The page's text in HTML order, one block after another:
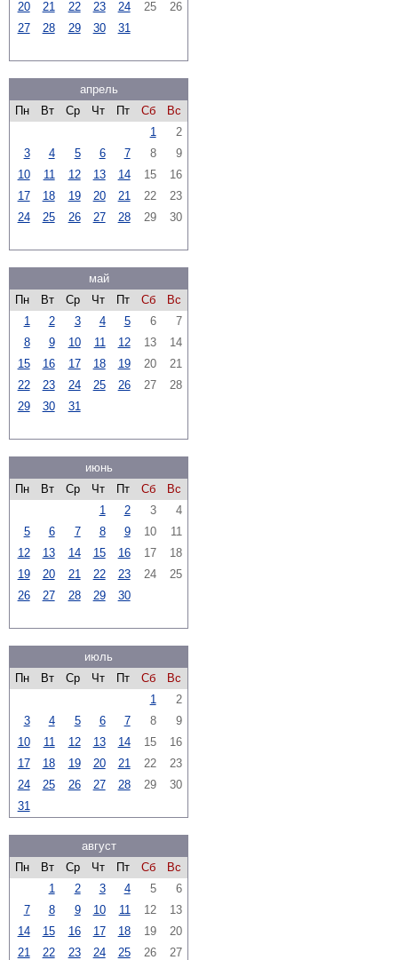
20 21 22 23 24 25
26
27
28 29 30 31
апрель
Пн
Вт Ср Чт Пт Сб
Вс
1
2
3
4 5 6 7 8
9
10
11 12 13 14 15
16
17
18 19 20 21 22
23
24
25 26 27 28 29 30
май
Пн
Вт Ср Чт Пт Сб
Вс
1
2 3 4 5 6
7
8
9 10 11 12 13
14
15
16 17 18 19 20
21
22
23 24 25 26 27
28
29
30 31
июнь
Пн
Вт Ср Чт Пт Сб
Вс
1
2 3
4
5
6 7 8 9 10
11
12
13 14 15 16 17
18
19
20 21 22 23 24
25
26
27 28 29 30
июль
Пн
Вт Ср Чт Пт Сб
Вс
1
2
3
4 5 6 7 8
9
10
11 12 13 14 15
16
17
18 19 20 21 22
23
24
25 26 27 28 29
30
31
август
Пн
Вт Ср Чт Пт Сб
Вс
1
2 3 4 5
6
7
8 9 10 11 12
13
14
15 16 17 18 19
20
21
22 23 24 25 26
27